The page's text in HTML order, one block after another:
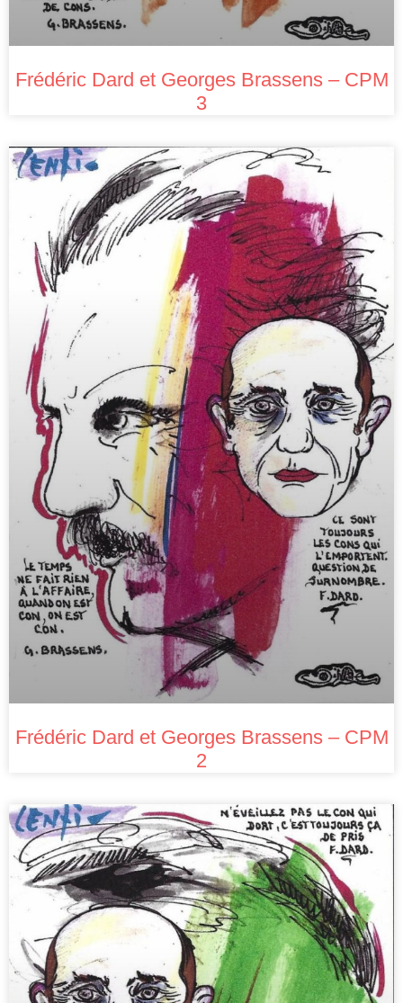
Frédéric Dard et Georges Brassens – CPM
3
Frédéric Dard et Georges Brassens – CPM
2